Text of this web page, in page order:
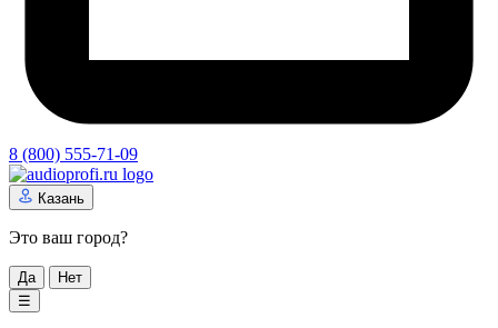
8 (800) 555-71-09
Казань
Это ваш город?
Да
Нет
☰